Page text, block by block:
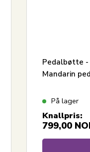
Pedalbøtte -
Mandarin
På lager
Knallpris:
799,00